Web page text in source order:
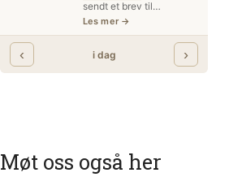
Møt oss også her